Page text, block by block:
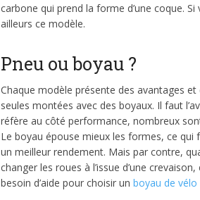
carbone qui prend la forme d’une coque.
ailleurs ce modèle.
Pneu ou boyau ?
Chaque modèle présente des avantages
seules montées avec des boyaux. Il faut
réfère au côté performance, nombreux
Le boyau épouse mieux les formes, ce qui
un meilleur rendement. Mais par contre,
changer les roues à l’issue d’une
besoin d’aide pour choisir un boyau de